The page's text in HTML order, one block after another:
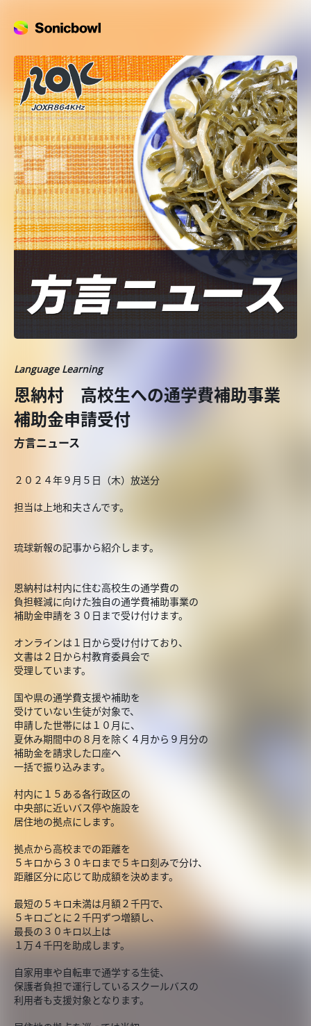
Language Learning
恩納村 高校生への通学費補助事業
補助金申請受付
方言ニュース
２０２４年９月５日（木）放送分
担当は上地和夫さんです。
琉球新報の記事から紹介します。
恩納村は村内に住む高校生の通学費の
負担軽減に向けた独自の通学費補助事業の
補助金申請を３０日まで受け付けます。
オンラインは１日から受け付けており、
文書は２日から村教育委員会で
受理しています。
国や県の通学費支援や補助を
受けていない生徒が対象で、
申請した世帯には１０月に、
夏休み期間中の８月を除く４月から９月分の
補助金を請求した口座へ
一括で振り込みます。
村内に１５ある各行政区の
中央部に近いバス停や施設を
居住地の拠点にします。
拠点から高校までの距離を
５キロから３０キロまで５キロ刻みで分け、
距離区分に応じて助成額を決めます。
最短の５キロ未満は月額２千円で、
５キロごとに２千円ずつ増額し、
最長の３０キロ以上は
１万４千円を助成します。
自家用車や自転車で通学する生徒、
保護者負担で運行しているスクールバスの
利用者も支援対象となります。